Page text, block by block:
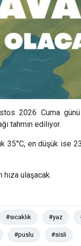
2026 Cuma
tahmin ediliyor.
en düşük ise
ulaşacak.
#sıcaklık #yaz
#puslu #sisli